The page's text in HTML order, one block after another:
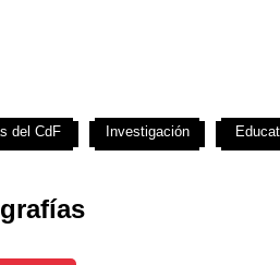
del CdF Investigación